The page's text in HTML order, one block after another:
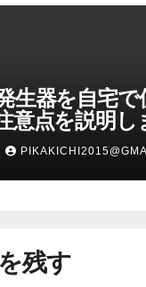
生器を自宅で
意点を説明し
残す